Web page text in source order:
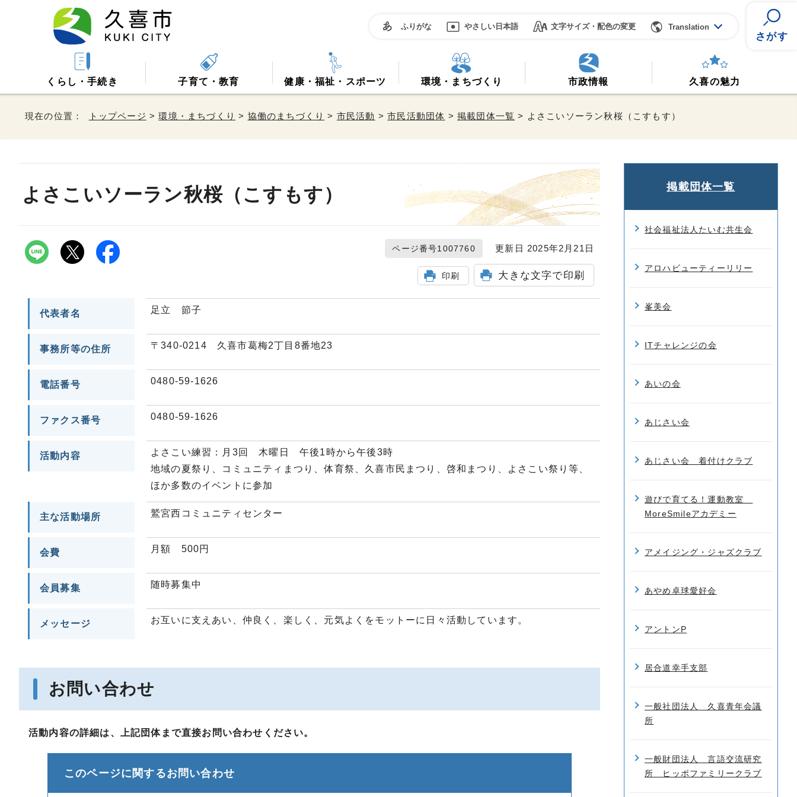
ふりがな やさしい日本語 文字サイズ・配色の変更 Translation
さがす
くらし・手続き 子育て・教育 健康・福祉・スポーツ 環境・まちづくり 市政情報 久喜の魅力
現在の位置： トップページ >環境・まちづくり > 協働のまちづくり > 市民活動 >市民活動団体 >掲載団体一覧 > よさこいソーラン秋桜（こすもす）
よさこいソーラン秋桜（こすもす）
ページ番号1007760 更新日 2025年2月21日
印刷 大きな文字で印刷
代表者名 足立 節子
事務所等の住所 〒340-0214 久喜市葛梅2丁目8番地23
電話番号 0480-59-1626
ファクス番号 0480-59-1626
活動内容
よさこい練習：月3回 木曜日 午後1時から午後3時
地域の夏祭り、コミュニティまつり、体育祭、久喜市民まつり、啓和まつり、よさこい祭り等、
ほか多数のイベントに参加
主な活動場所 鷲宮西コミュニティセンター
会費 月額 500円
会員募集 随時募集中
メッセージ お互いに支えあい、仲良く、楽しく、元気よくをモットーに日々活動しています。
お問い合わせ
活動内容の詳細は、上記団体まで直接お問い合わせください。
このページに関するお問い合わせ
掲載団体一覧
社会福祉法人たいむ共生会
アロハビューティーリリー
峯美会
ITチャレンジの会
あいの会
あじさい会
あじさい会 着付けクラブ
遊びで育てる！運動教室
MoreSmileアカデミー
アメイジング・ジャズクラブ
あやめ卓球愛好会
アントンP
居合道幸手支部
一般社団法人 久喜青年会議
所
一般財団法人 言語交流研究
所 ヒッポファミリークラブ